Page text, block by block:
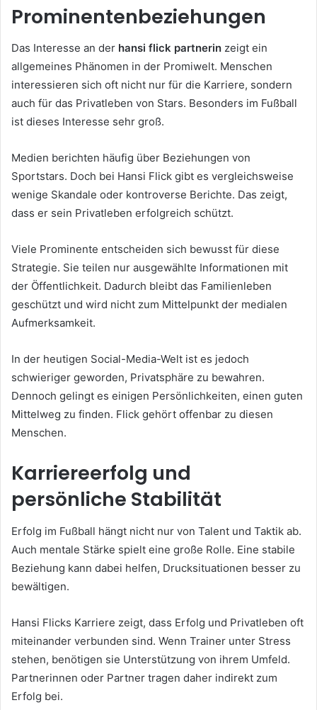
Prominentenbeziehungen
Das Interesse an der hansi flick partnerin zeigt ein
allgemeines Phänomen in der Promiwelt. Menschen
interessieren sich oft nicht nur für die Karriere, sondern
auch für das Privatleben von Stars. Besonders im Fußball
ist dieses Interesse sehr groß.
Medien berichten häufig über Beziehungen von
Sportstars. Doch bei Hansi Flick gibt es vergleichsweise
wenige Skandale oder kontroverse Berichte. Das zeigt,
dass er sein Privatleben erfolgreich schützt.
Viele Prominente entscheiden sich bewusst für diese
Strategie. Sie teilen nur ausgewählte Informationen mit
der Öffentlichkeit. Dadurch bleibt das Familienleben
geschützt und wird nicht zum Mittelpunkt der medialen
Aufmerksamkeit.
In der heutigen Social-Media-Welt ist es jedoch
schwieriger geworden, Privatsphäre zu bewahren.
Dennoch gelingt es einigen Persönlichkeiten, einen guten
Mittelweg zu finden. Flick gehört offenbar zu diesen
Menschen.
Karriereerfolg und
persönliche Stabilität
Erfolg im Fußball hängt nicht nur von Talent und Taktik ab.
Auch mentale Stärke spielt eine große Rolle. Eine stabile
Beziehung kann dabei helfen, Drucksituationen besser zu
bewältigen.
Hansi Flicks Karriere zeigt, dass Erfolg und Privatleben oft
miteinander verbunden sind. Wenn Trainer unter Stress
stehen, benötigen sie Unterstützung von ihrem Umfeld.
Partnerinnen oder Partner tragen daher indirekt zum
Erfolg bei.